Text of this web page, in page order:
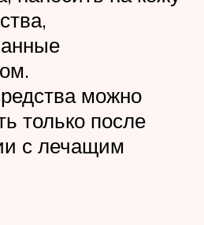
можно
только после
с лечащим